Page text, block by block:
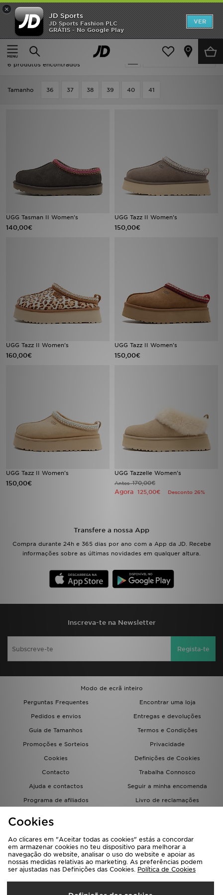
×
JD Sports
JD Sports Fashion PLC
GRÁTIS - No Google Play
VER
Página principal
Mulher
Actualizar a pesquisa
Mulher - UGG UGG Tazz
6 produtos encontrados
Tamanho 36 37 38 39 40 41
UGG Tasman II Women's
140,00€
UGG Tazz II Women's
150,00€
UGG Tazz II Women's
160,00€
UGG Tazz II Women's
150,00€
UGG Tazz II Women's
150,00€
UGG Tazzelle Women's
Antes170,00€
Agora 125,00€ Desconto 26%
Transfere a nossa App
Compra durante 24h e 365 dias por ano com a App da JD. Recebe
informações sobre as últimas novidades em qualquer altura.
Inscreva-te na Newsletter
Regista-te
Modo de ecrã inteiro
Perguntas Frequentes
Encontrar uma loja
Pedidos e envios
Entregas e devoluções
Guia de Tamanhos
Termos e Condições
Promoções e Sorteios
Privacidade
Cookies
Definições de Cookies
Contacto
Trabalha Connosco
Ajuda e contactos
Seguir a minha encomenda
Programa de afiliados
Livro de reclamações
Seleciona O País
INÍCIO
Promoções
NOVIDADES
DESPORTO
BLOG
ESTADO DO TEU PEDIDO
TRABALHA CONNOSCO
FAQs
Cookies
Ao clicares em "Aceitar todas as cookies" estás a concordar
em armazenar cookies no teu dispositivo para melhorar a
navegação do website, analisar o uso do website e apoiar as
nossas medidas relativas ao marketing. As preferências podem
ser ajustadas nas Definições das Cookies. Política de Cookies